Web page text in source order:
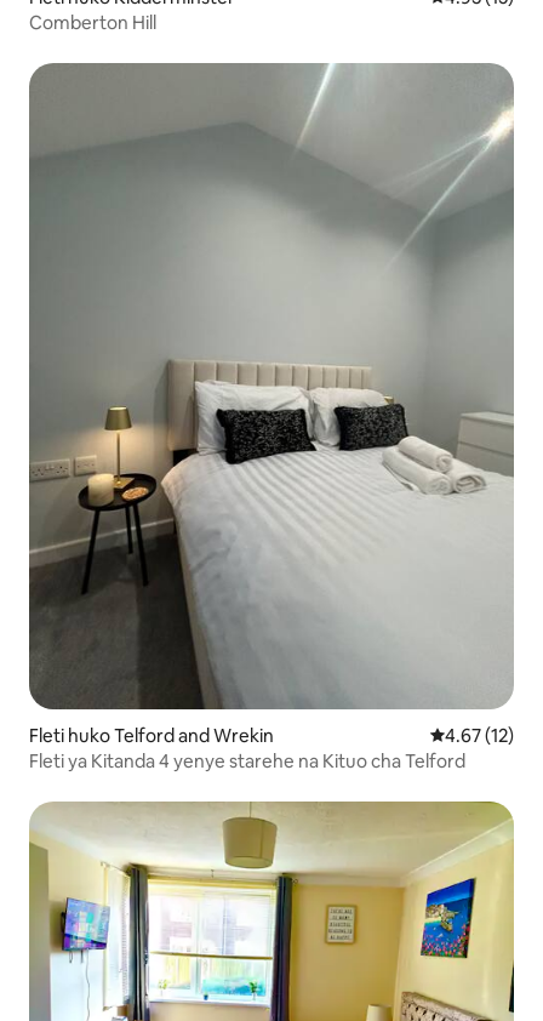
Comberton Hill
Fleti huko Telford and Wrekin Ukadiriaji wa
4.67 (12)
Fleti ya Kitanda 4 yenye starehe na Kituo cha Telford